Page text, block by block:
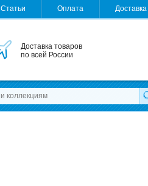
Статьи Оплата Доставка
Доставка товаров
по всей России